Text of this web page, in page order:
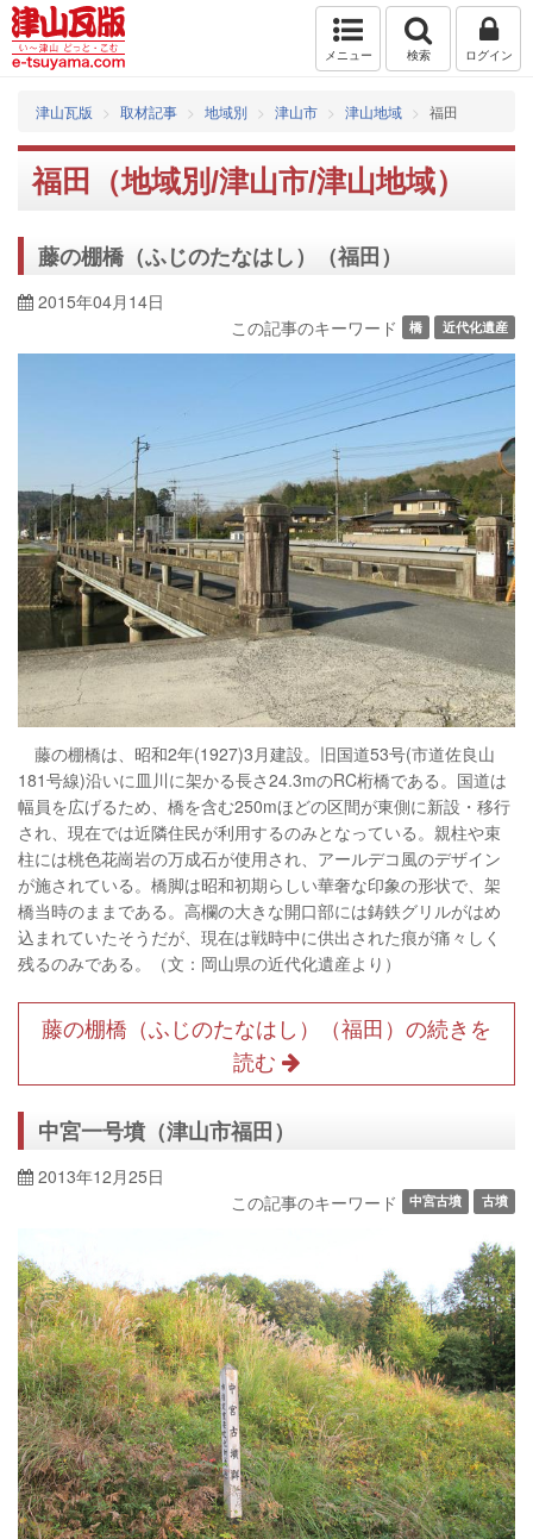
メニュー 検索 ログイン
津山瓦版 取材記事 地域別 津山市 津山地域 福田
福田（地域別/津山市/津山地域）
藤の棚橋（ふじのたなはし）（福田）
2015年04月14日
この記事のキーワード
橋 近代化遺産
藤の棚橋は、昭和2年(1927)3月建設。旧国道53号(市道佐良山
181号線)沿いに皿川に架かる長さ24.3mのRC桁橋である。国道は
幅員を広げるため、橋を含む250mほどの区間が東側に新設・移行
され、現在では近隣住民が利用するのみとなっている。親柱や束
柱には桃色花崗岩の万成石が使用され、アールデコ風のデザイン
が施されている。橋脚は昭和初期らしい華奢な印象の形状で、架
橋当時のままである。高欄の大きな開口部には鋳鉄グリルがはめ
込まれていたそうだが、現在は戦時中に供出された痕が痛々しく
残るのみである。（文：岡山県の近代化遺産より）
藤の棚橋（ふじのたなはし）（福田）の続きを
読む
中宮一号墳（津山市福田）
2013年12月25日
この記事のキーワード
中宮古墳 古墳